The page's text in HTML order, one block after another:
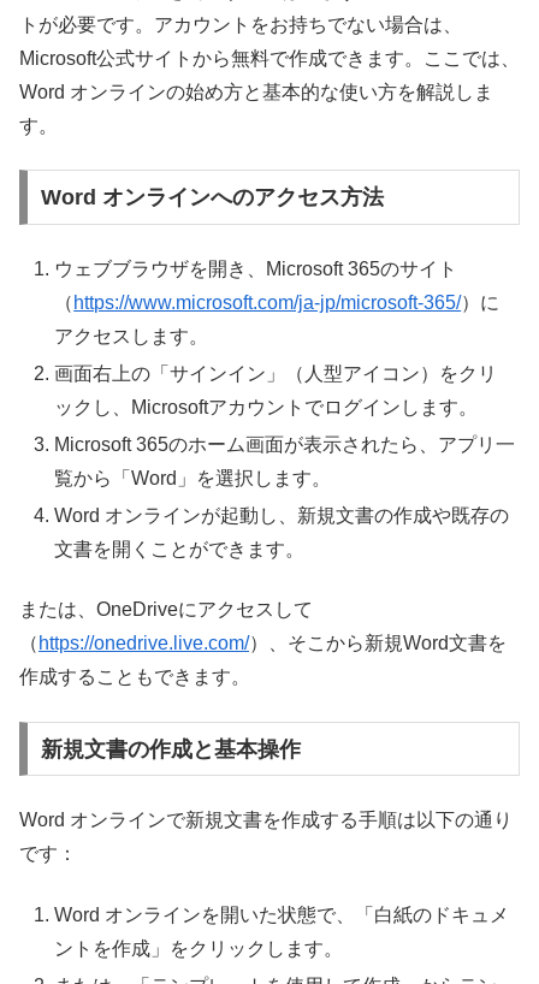
トが必要です。アカウントをお持ちでない場合は、
Microsoft公式サイトから無料で作成できます。ここでは、
Word オンラインの始め方と基本的な使い方を解説しま
す。
Word オンラインへのアクセス方法
ウェブブラウザを開き、Microsoft 365のサイト
（ https://www.microsoft.com/ja-jp/microsoft-365/）に
アクセスします。
画面右上の「サインイン」（人型アイコン）をクリ
ックし、Microsoftアカウントでログインします。
Microsoft 365のホーム画面が表示されたら、アプリ一
覧から「Word」を選択します。
Word オンラインが起動し、新規文書の作成や既存の
文書を開くことができます。
または、OneDriveにアクセスして
（ https://onedrive.live.com/）、そこから新規Word文書を
作成することもできます。
新規文書の作成と基本操作
Word オンラインで新規文書を作成する手順は以下の通り
です：
Word オンラインを開いた状態で、「白紙のドキュメ
ントを作成」をクリックします。